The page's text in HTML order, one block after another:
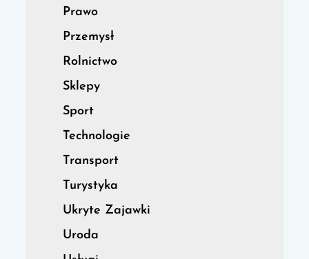
Prawo
Przemysł
Rolnictwo
Sklepy
Sport
Technologie
Transport
Turystyka
Ukryte Zajawki
Uroda